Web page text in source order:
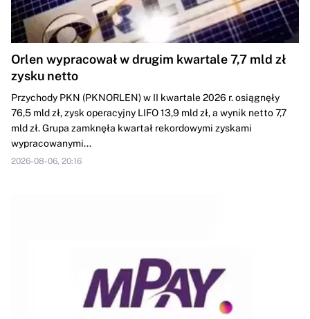
Orlen wypracował w drugim kwartale 7,7 mld zł
zysku netto
Przychody PKN (PKNORLEN) w II kwartale 2026 r. osiągnęły
76,5 mld zł, zysk operacyjny LIFO 13,9 mld zł, a wynik netto 7,7
mld zł. Grupa zamknęła kwartał rekordowymi zyskami
wypracowanymi...
2026-08-06, 20:16